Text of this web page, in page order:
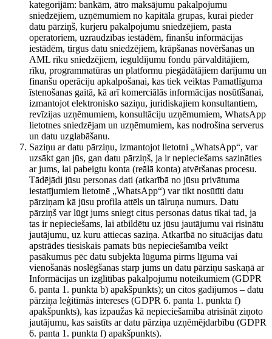
kategorijām: bankām, ātro maksājumu pakalpojumu
sniedzējiem, uzņēmumiem no kapitāla grupas, kurai pieder
datu pārziņš, kurjeru pakalpojumu sniedzējiem, pasta
operatoriem, uzraudzības iestādēm, finanšu informācijas
iestādēm, tirgus datu sniedzējiem, krāpšanas novēršanas un
AML rīku sniedzējiem, ieguldījumu fondu pārvaldītājiem,
rīku, programmatūras un platformu piegādātājiem darījumu un
finanšu operāciju apkalpošanai, kas tiek veiktas Pamatlīguma
īstenošanas gaitā, kā arī komerciālās informācijas nosūtīšanai,
izmantojot elektronisko saziņu, juridiskajiem konsultantiem,
revīzijas uzņēmumiem, konsultāciju uzņēmumiem, WhatsApp
lietotnes sniedzējam un uzņēmumiem, kas nodrošina serverus
un datu uzglabāšanu.
Saziņu ar datu pārziņu, izmantojot lietotni „WhatsApp“, var
uzsākt gan jūs, gan datu pārziņš, ja ir nepieciešams sazināties
ar jums, lai pabeigtu konta (reālā konta) atvēršanas procesu.
Tādējādi jūsu personas dati (atkarībā no jūsu privātuma
iestatījumiem lietotnē „WhatsApp“) var tikt nosūtīti datu
pārziņam kā jūsu profila attēls un tālruņa numurs. Datu
pārziņš var lūgt jums sniegt citus personas datus tikai tad, ja
tas ir nepieciešams, lai atbildētu uz jūsu jautājumu vai risinātu
jautājumu, uz kuru attiecas saziņa. Atkarībā no situācijas datu
apstrādes tiesiskais pamats būs nepieciešamība veikt
pasākumus pēc datu subjekta lūguma pirms līguma vai
vienošanās noslēgšanas starp jums un datu pārziņu saskaņā ar
Informācijas un izglītības pakalpojumu noteikumiem (GDPR
6. panta 1. punkta b) apakšpunkts); un citos gadījumos – datu
pārziņa leģitīmās intereses (GDPR 6. panta 1. punkta f)
apakšpunkts), kas izpaužas kā nepieciešamība atrisināt ziņoto
jautājumu, kas saistīts ar datu pārziņa uzņēmējdarbību (GDPR
6. panta 1. punkta f) apakšpunkts).